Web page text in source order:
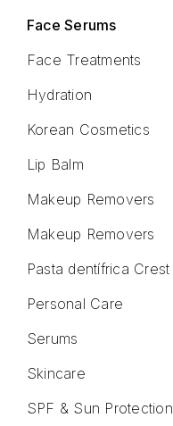
Face Serums
Face Treatments
Hydration
Korean Cosmetics
Lip Balm
Makeup Removers
Makeup Removers
Pasta dentífrica Crest
Personal Care
Serums
Skincare
SPF & Sun Protection